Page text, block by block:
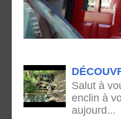
Salut à
enclin à
aujourd...